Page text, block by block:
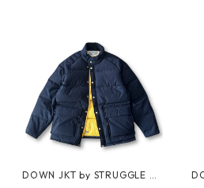
DOWN JKT by STRUGGLE G